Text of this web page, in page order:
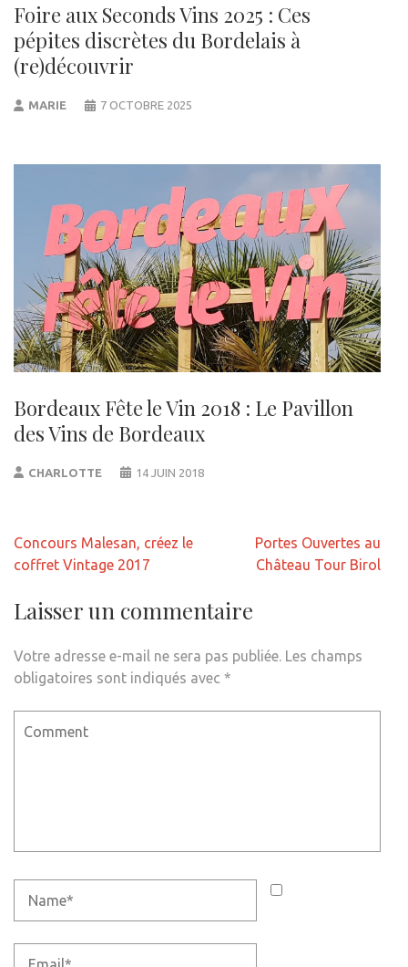
Foire aux Seconds Vins 2025 : Ces
pépites discrètes du Bordelais à
(re)découvrir
MARIE 7 OCTOBRE 2025
Bordeaux Fête le Vin 2018 : Le Pavillon
des Vins de Bordeaux
CHARLOTTE 14 JUIN 2018
Navigation
de
Concours Malesan, créez le
coffret Vintage 2017
Portes Ouvertes au
Château Tour Birol
Laisser un commentaire
Votre adresse e-mail ne sera pas publiée. Les champs
obligatoires sont indiqués avec *